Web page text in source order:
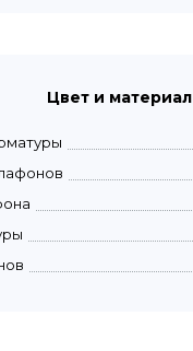
Цвет и материал